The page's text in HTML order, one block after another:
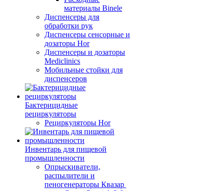
материалы Binele
Диспенсеры для
обработки рук
Диспенсеры сенсорные и
дозаторы Hor
Диспенсеры и дозаторы
Mediclinics
Мобильные стойки для
диспенсеров
Бактерицидные
рециркуляторы
Рециркуляторы Hor
Инвентарь для пищевой
промышленности
Опрыскиватели,
распылители и
пеногенераторы Квазар